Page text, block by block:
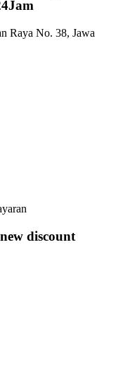
Raya No. 38, Jawa
discount